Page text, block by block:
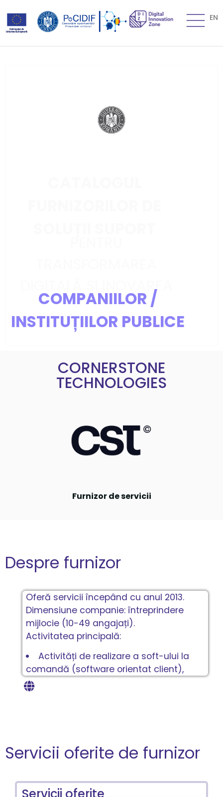
EN
DIGITALĂ ȘI INOVAREA
COMPANIILOR /
INSTITUȚIILOR PUBLICE
CORNERSTONE
TECHNOLOGIES
Furnizor de servicii
Despre furnizor
Oferă servicii începând cu anul 2013.
Dimensiune companie: întreprindere
mijlocie (10-49 angajați).
Activitatea principală:
Activități de realizare a soft-ului la
comandă (software orientat client),
Servicii oferite de furnizor